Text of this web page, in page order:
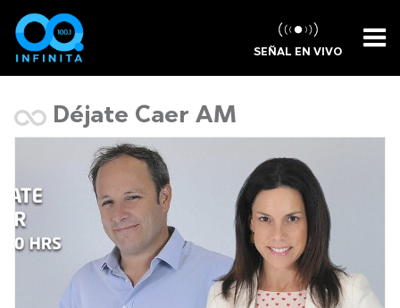
SEÑAL EN VIVO
Déjate Caer AM